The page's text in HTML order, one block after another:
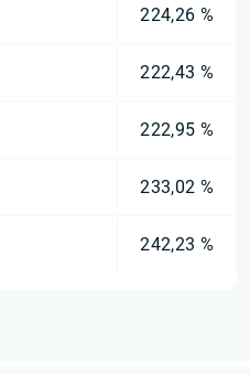
224,26 %
222,43 %
222,95 %
233,02 %
242,23 %